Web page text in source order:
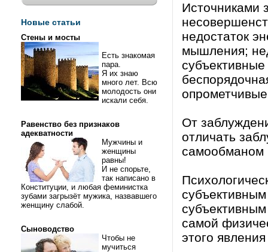
Новые статьи
Стены и мосты
Есть знакомая
пара.
Я их знаю
много лет. Всю
молодость они
искали себя.
Равенство без признаков
адекватности
Мужчины и
женщины
равны!
И не спорьте,
так написано в
Конституции, и любая феминистка
зубами загрызёт мужика, назвавшего
женщину слабой.
Сыноводство
Чтобы не
мучиться
Источниками
недостаток
мышления;
От
отличать
самообманом
самой
этого